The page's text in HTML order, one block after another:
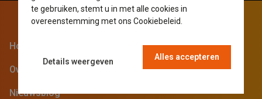
Home
Over de beurs
Nieuwsblog
te gebruiken, stemt u in met alle cookies in
overeenstemming met ons Cookiebeleid.
Alles accepteren
Details weergeven